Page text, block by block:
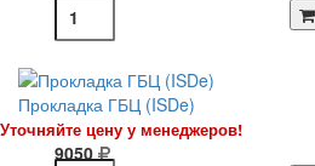
Прокладка ГБЦ (ISDe)
Уточняйте цену у менеджеров!
9050